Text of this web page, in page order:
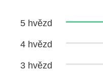
5 hvězd
4 hvězd
3 hvězd